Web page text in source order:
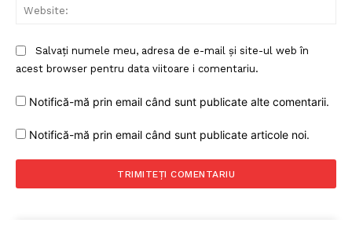
Salvați numele meu, adresa de e-mail și site-ul web în
acest browser pentru data viitoare i comentariu.
Notifică-mă prin email când sunt publicate alte comentarii.
Notifică-mă prin email când sunt publicate articole noi.